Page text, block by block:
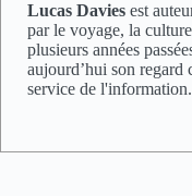
Lucas Davies est
par le voyage, la
plusieurs années
aujourd’hui son regard
service de l'information.